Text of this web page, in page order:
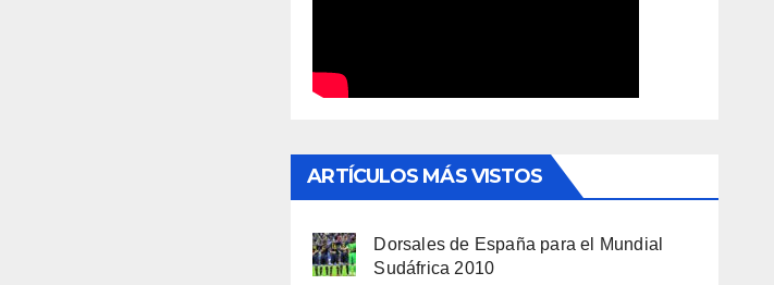
ARTÍCULOS MÁS VISTOS
Dorsales de España para el Mundial
Sudáfrica 2010